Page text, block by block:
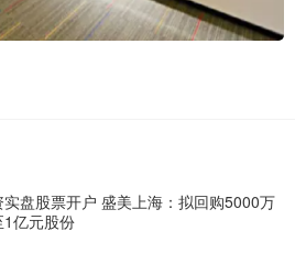
实盘股票开户 盛美上海：拟回购5000万
1亿元股份